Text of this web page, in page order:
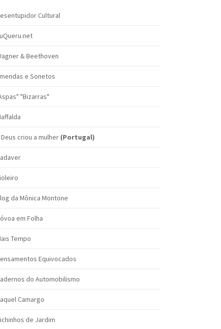
Cultural
& Beethoven
e Sonetos
"Bizarras"
Deus criou a mulher (Portugal)
da Mônica Montone
em Folha
Tempo
Equivocados
do Automobilismo
Camargo
de Jardim